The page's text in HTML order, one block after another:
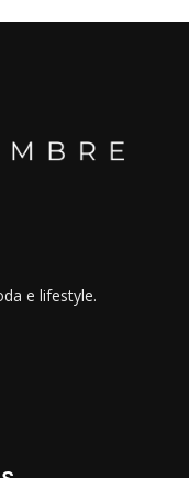
e lifestyle.